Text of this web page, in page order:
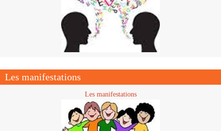
Les manifestations
Les manifestations